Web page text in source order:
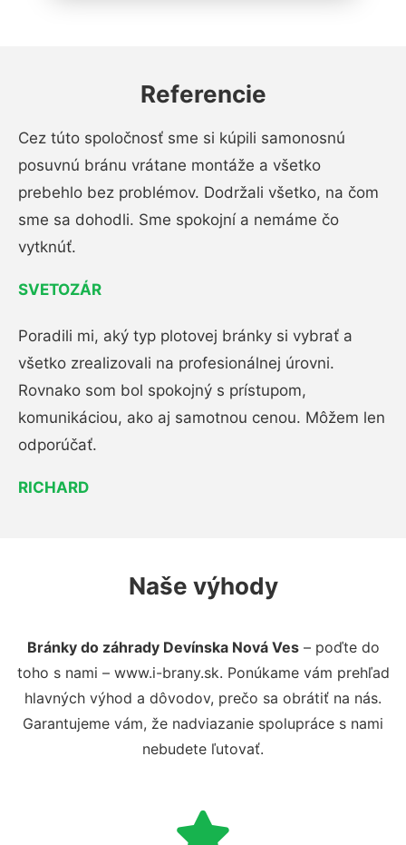
Referencie
Cez túto spoločnosť sme si kúpili samonosnú
posuvnú bránu vrátane montáže a všetko
prebehlo bez problémov. Dodržali všetko, na čom
sme sa dohodli. Sme spokojní a nemáme čo
vytknúť.
SVETOZÁR
Poradili mi, aký typ plotovej bránky si vybrať a
všetko zrealizovali na profesionálnej úrovni.
Rovnako som bol spokojný s prístupom,
komunikáciou, ako aj samotnou cenou. Môžem len
odporúčať.
RICHARD
Naše výhody
Bránky do záhrady Devínska Nová Ves– poďte do
toho s nami – www.i-brany.sk. Ponúkame vám prehľad
hlavných výhod a dôvodov, prečo sa obrátiť na nás.
Garantujeme vám, že nadviazanie spolupráce s nami
nebudete ľutovať.